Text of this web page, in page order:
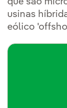
que são
usinas
eólico